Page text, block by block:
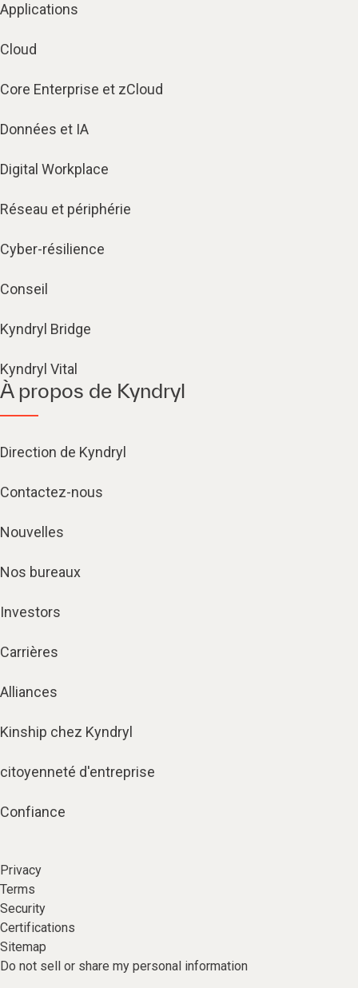
Applications
Cloud
Core Enterprise et zCloud
Données et IA
Digital Workplace
Réseau et périphérie
Cyber-résilience
Conseil
Kyndryl Bridge
Kyndryl Vital
À propos de Kyndryl
Direction de Kyndryl
Contactez-nous
Nouvelles
Nos bureaux
Investors
Carrières
Alliances
Kinship chez Kyndryl
citoyenneté d'entreprise
Confiance
Privacy
Terms
Security
Certifications
Sitemap
Do not sell or share my personal information